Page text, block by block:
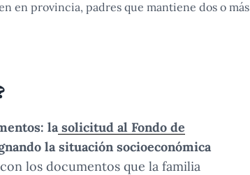
en provincia, padres que mantiene dos o más
lasolicitud al Fondo de
la situación socioeconómica
los documentos que la familia